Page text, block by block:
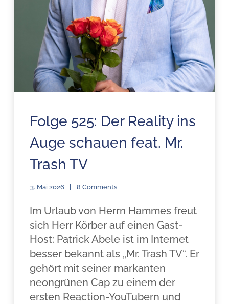
Folge 525: Der Reality ins
Auge schauen feat. Mr.
Trash TV
3. Mai 2026 8 Comments
Im Urlaub von Herrn Hammes freut
sich Herr Körber auf einen Gast-
Host: Patrick Abele ist im Internet
besser bekannt als „Mr. Trash TV“. Er
gehört mit seiner markanten
neongrünen Cap zu einem der
ersten Reaction-YouTubern und